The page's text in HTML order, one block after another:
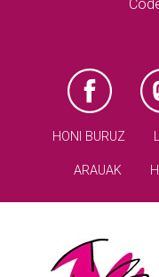
HONI BURUZ
ARAUAK